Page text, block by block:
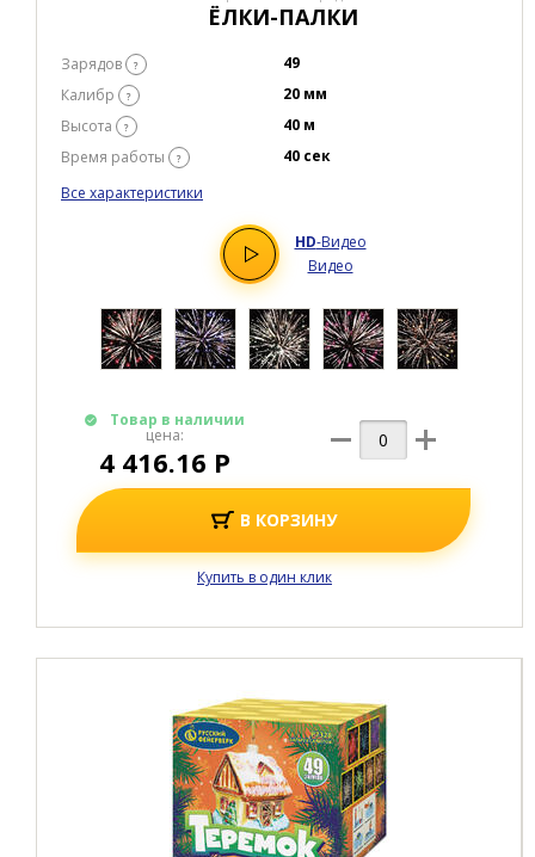
ЁЛКИ-ПАЛКИ
Зарядов ?
49
Калибр
?
20 мм
Высота
?
40 м
Время работы
?
40 сек
Все характеристики
HD-Видео
Видео
Товар в наличии
цена:
4 416.16 Р
В КОРЗИНУ
Купить в один клик